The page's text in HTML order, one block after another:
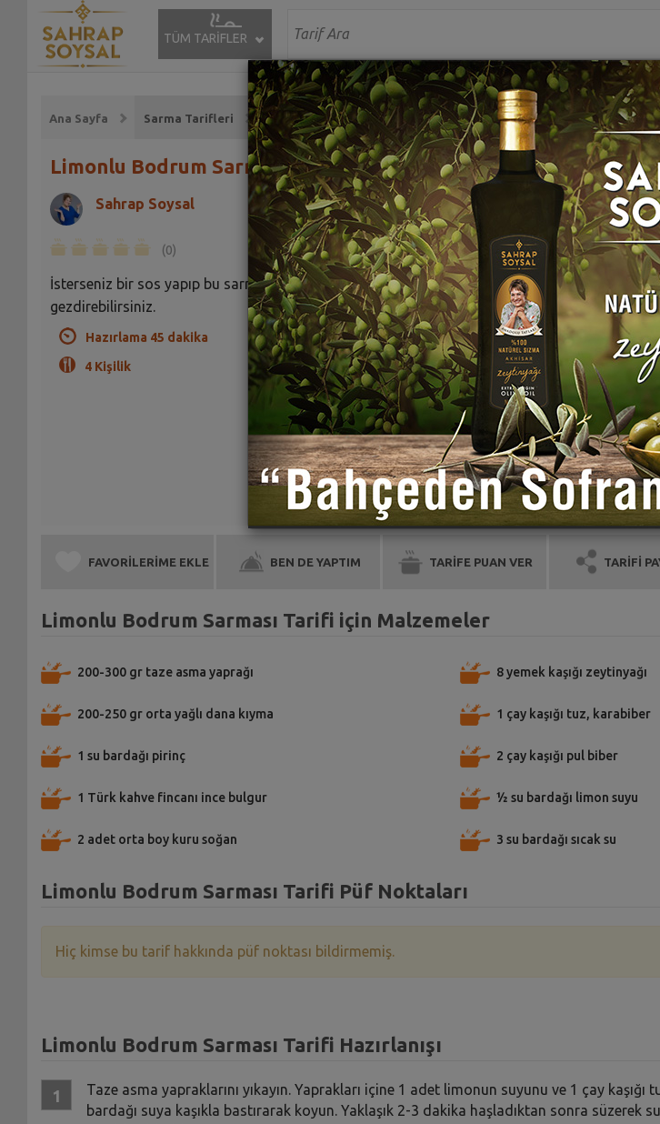
TÜM TARİFLER
Ana Sayfa Sarma Tarifleri
Limonlu Bodrum Sarması Tarifi
Sahrap Soysal
(0)
İsterseniz bir sos yapıp bu sarmaların üzerine
gezdirebilirsiniz.
Hazırlama 45 dakika
4 Kişilik
FAVORİLERİME EKLE BEN DE YAPTIM TARİFE PUAN VER TARİFİ
Limonlu Bodrum Sarması Tarifi için Malzemeler
200-300 gr taze asma yaprağı
200-250 gr orta yağlı dana kıyma
1 su bardağı pirinç
1 Türk kahve fincanı ince bulgur
2 adet orta boy kuru soğan
8 yemek kaşığı zeytinyağı
1 çay kaşığı tuz, karabiber
2 çay kaşığı pul biber
½ su bardağı limon suyu
3 su bardağı sıcak su
Limonlu Bodrum Sarması Tarifi Püf Noktaları
Hiç kimse bu tarif hakkında püf noktası bildirmemiş.
Limonlu Bodrum Sarması Tarifi Hazırlanışı
Taze asma yapraklarını yıkayın. Yaprakları içine 1 adet limonun suyunu ve 1 çay kaşığı
bardağı suya kaşıkla bastırarak koyun. Yaklaşık 2-3 dakika haşladıktan sonra süzerek